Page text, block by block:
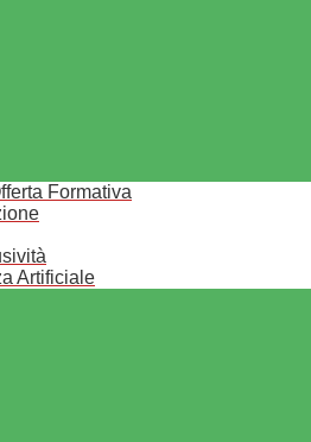
Formativa
Artificiale